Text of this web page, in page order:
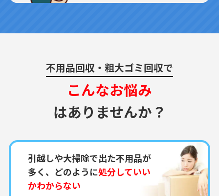
不用品回収・粗大ゴミ回収で
こんなお悩み
はありませんか？
引越しや大掃除で出た不用品が
多く、どのように処分していい
かわからない